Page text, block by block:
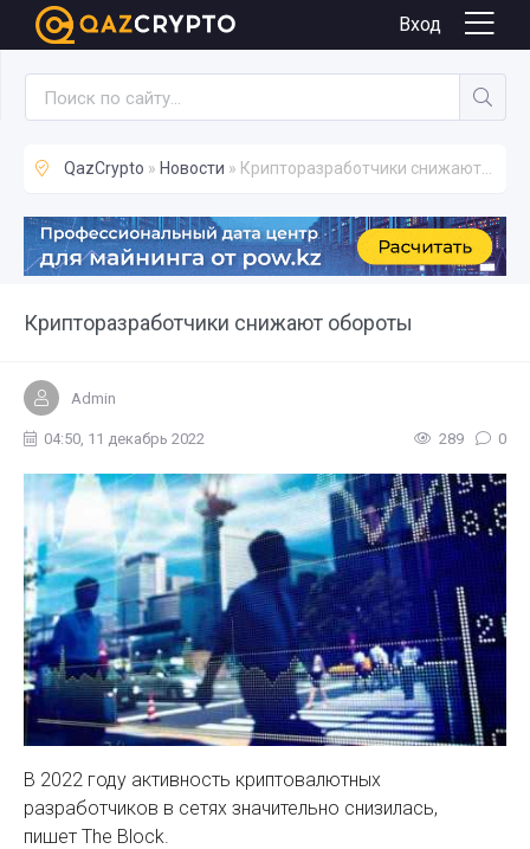
Вход
QazCrypto » Новости » Крипторазработчики снижают обороты
Крипторазработчики снижают обороты
Новости
Admin
04:50, 11 декабрь 2022 289 0
В 2022 году активность криптовалютных
разработчиков в сетях значительно снизилась,
пишет The Block.